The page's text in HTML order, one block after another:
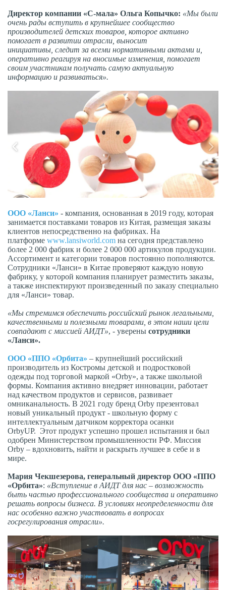
Директор компании «С-мала» Ольга Копычко: «Мы были
очень рады вступить в крупнейшее сообщество
производителей детских товаров, которое активно
помогает в развитии отрасли, выносит
инициативы, следит за всеми нормативными актами и,
оперативно реагируя на вносимые изменения, помогает
своим участникам получать самую актуальную
информацию и развиваться».
ООО «Ланси» - компания, основанная в 2019 году, которая
занимается поставками товаров из Китая, размещая заказы
клиентов непосредственно на фабриках. На
платформе www.lansiworld.com на сегодня представлено
более 2 000 фабрик и более 2 000 000 артикулов продукции.
Ассортимент и категории товаров постоянно пополняются.
Сотрудники «Ланси» в Китае проверяют каждую новую
фабрику, у которой компания планирует разместить заказы,
а также инспектируют произведенный по заказу специально
для «Ланси» товар.
«Мы стремимся обеспечить российский рынок легальными,
качественными и полезными товарами, в этом наши цели
совпадают с миссией АИДТ», - уверены сотрудники
«Ланси».
ООО «ППО «Орбита» – крупнейший российский
производитель из Костромы детской и подростковой
одежды под торговой маркой «Orby», а также школьной
формы. Компания активно внедряет инновации, работает
над качеством продуктов и сервисов, развивает
омниканальность. В 2021 году бренд Orby презентовал
новый уникальный продукт - школьную форму с
интеллектуальным датчиком корректора осанки
OrbyUP. Этот продукт успешно прошел испытания и был
одобрен Министерством промышленности РФ. Миссия
Orby – вдохновить, найти и раскрыть лучшее в себе и в
мире.
Мария Чекшезерова, генеральный директор ООО «ППО
«Орбита»: «Вступление в АИДТ для нас – возможность
быть частью профессионального сообщества и оперативно
решать вопросы бизнеса. В условиях неопределенности для
нас особенно важно участвовать в вопросах
госрегулирования отрасли».